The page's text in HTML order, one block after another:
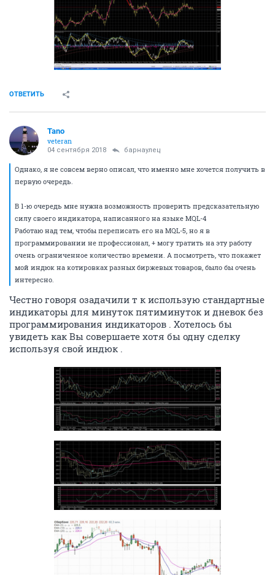
ОТВЕТИТЬ
Tano
veteran
04 сентября 2018 барнаулец
Однако, я не совсем верно описал, что именно мне хочется получить в
первую очередь.
В 1-ю очередь мне нужна возможность проверить предсказательную
силу своего индикатора, написанного на языке MQL-4
Работаю над тем, чтобы переписать его на MQL-5, но я в
программировании не профессионал, + могу тратить на эту работу
очень ограниченное количество времени. А посмотреть, что покажет
мой индюк на котировках разных биржевых товаров, было бы очень
интересно.
Честно говоря озадачили т к использую стандартные
индикаторы для минуток пятиминуток и дневок без
программирования индикаторов . Хотелось бы
увидеть как Вы совершаете хотя бы одну сделку
используя свой индюк .